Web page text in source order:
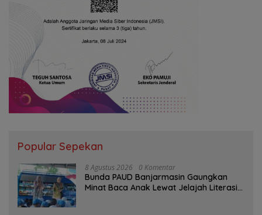
Popular Sepekan
8 Agustus 2026 0 Komentar
Bunda PAUD Banjarmasin Gaungkan
Minat Baca Anak Lewat Jelajah Literasi